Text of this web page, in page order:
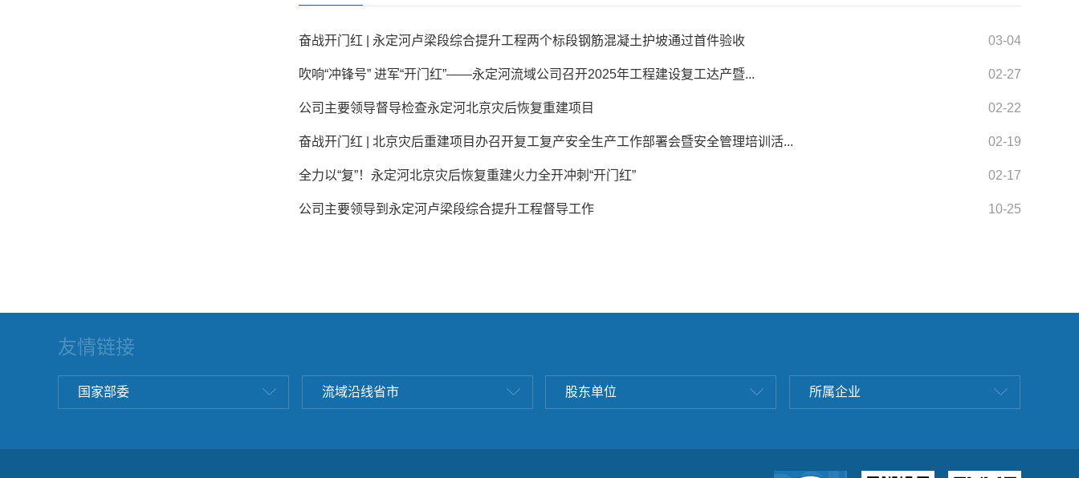
奋战开门红 | 永定河卢梁段综合提升工程两个标段钢筋混凝土护坡通过首件验收 03-04
吹响“冲锋号” 进军“开门红”——永定河流域公司召开2025年工程建设复工达产暨... 02-27
公司主要领导督导检查永定河北京灾后恢复重建项目 02-22
奋战开门红 | 北京灾后重建项目办召开复工复产安全生产工作部署会暨安全管理培训活... 02-19
全力以“复”！永定河北京灾后恢复重建火力全开冲刺“开门红” 02-17
公司主要领导到永定河卢梁段综合提升工程督导工作 10-25
友情链接
国家部委 流域沿线省市 股东单位 所属企业